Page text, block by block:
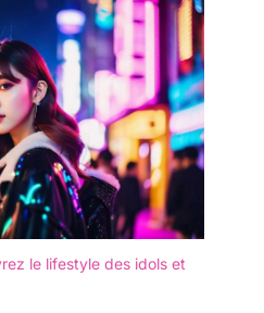
le lifestyle des idols et